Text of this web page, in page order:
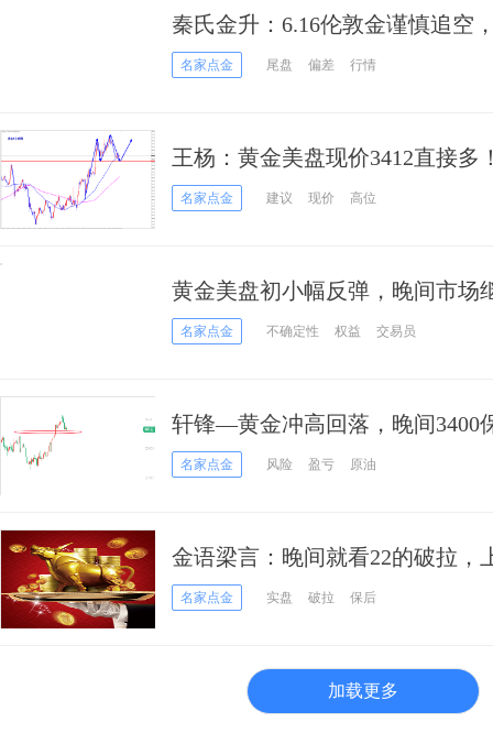
秦氏金升：6.16伦敦金谨慎追空
作建议
名家点金 尾盘 偏差 行情
王杨：黄金美盘现价3412直接多
名家点金 建议 现价 高位
黄金美盘初小幅反弹，晚间市场
名家点金 不确定性 权益 交易员
轩锋—黄金冲高回落，晚间3400
名家点金 风险 盈亏 原油
金语梁言：晚间就看22的破拉，
补缺口；
名家点金 实盘 破拉 保后
加载更多